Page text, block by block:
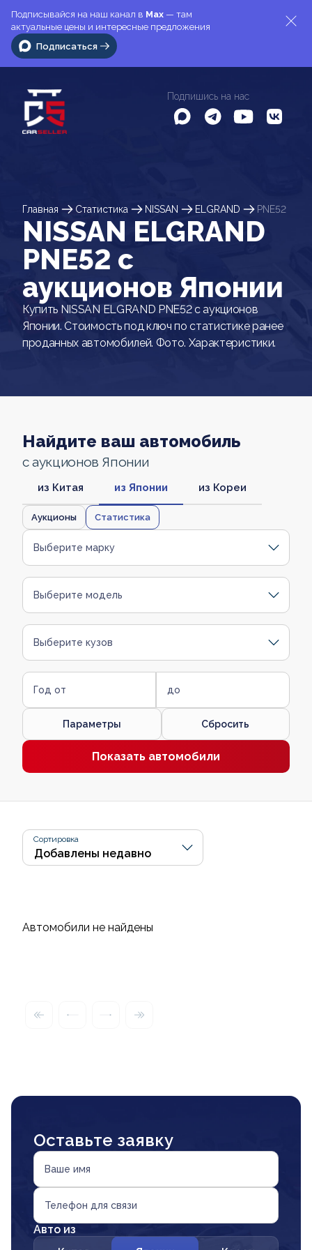
Подписывайся на наш канал в Max — там
актуальные цены и интересные предложения
Подписаться
Подпишись на нас
Главная Статистика NISSAN ELGRAND PNE52
NISSAN ELGRAND
PNE52 c
аукционов Японии
Купить NISSAN ELGRAND PNE52 с аукционов
Японии. Стоимость под ключ по статистике ранее
проданных автомобилей. Фото. Характеристики.
Найдите ваш автомобиль
с аукционов Японии
из Китая из Японии из Кореи
Аукционы Статистика
Выберите марку
Выберите модель
Выберите кузов
Год от до
Параметры Сбросить
Показать автомобили
Сортировка
Автомобили не найдены
Оставьте заявку
Ваше имя
Телефон для связи
Авто из